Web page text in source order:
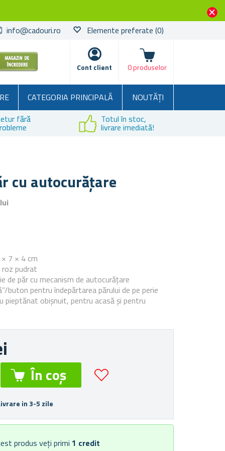
info@cadouri.ro Elemente preferate (0)
Cont client
Coșul
0 produselor
CATEGORIA PRINCIPALĂ
NOUTĂȚI
fără Totul în stoc,
livrare imediată!
cu autocurățare
7 × 4 cm
roz pudrat
de păr cu mecanism de autocurățare
buton pentru îndepărtarea părului de pe perie
pieptănat obișnuit, pentru acasă și pentru
in 3-5 zile
produs veți primi 1 credit